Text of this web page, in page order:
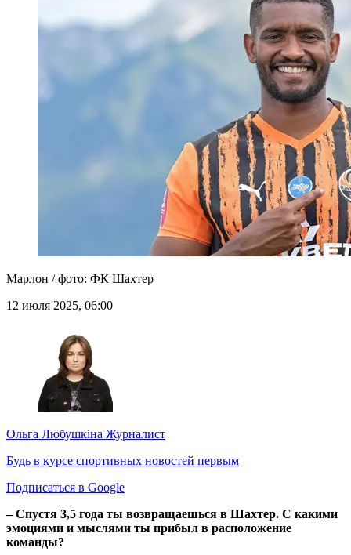
Марлон / фото: ФК Шахтер
12 июля 2025, 06:00
Ольга Любушкіна Журналист
Будь в курсе спортивных новостей первым
Подписаться в Google
– Спустя 3,5 года ты возвращаешься в Шахтер. С какими
эмоциями и мыслями ты прибыл в расположение
команды?